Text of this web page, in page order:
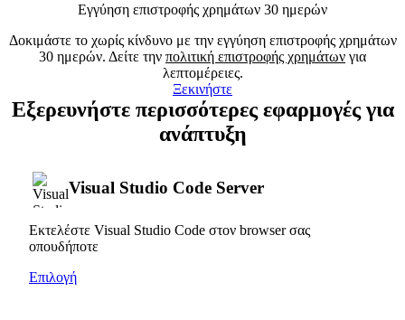
Εγγύηση επιστροφής χρημάτων 30 ημερών
Δοκιμάστε το χωρίς κίνδυνο με την εγγύηση επιστροφής χρημάτων
30 ημερών. Δείτε την πολιτική επιστροφής χρημάτων για
λεπτομέρειες.
Ξεκινήστε
Εξερευνήστε περισσότερες εφαρμογές για
ανάπτυξη
Visual Studio Code Server
Εκτελέστε Visual Studio Code στον browser σας
οπουδήποτε
Επιλογή